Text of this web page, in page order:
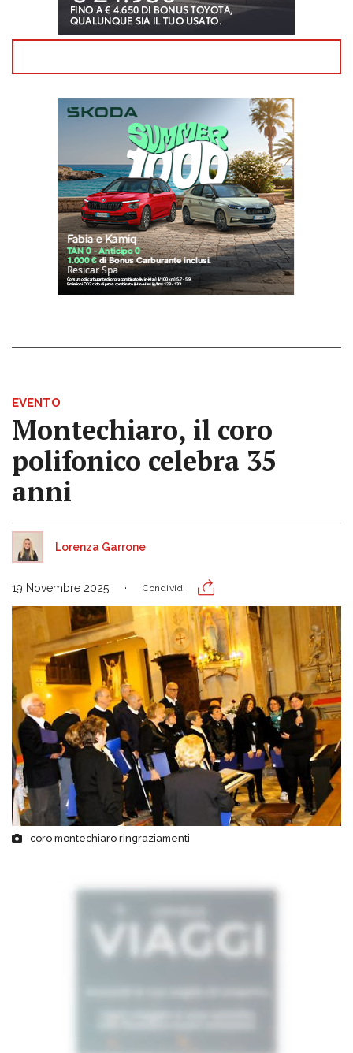
EVENTO
Montechiaro, il coro
polifonico celebra 35
anni
Lorenza Garrone
19 Novembre 2025 Condividi
coro montechiaro ringraziamenti